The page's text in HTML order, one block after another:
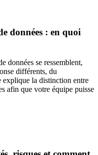
données : en quoi
données se ressemblent,
différents, du
la distinction entre
afin que votre équipe puisse